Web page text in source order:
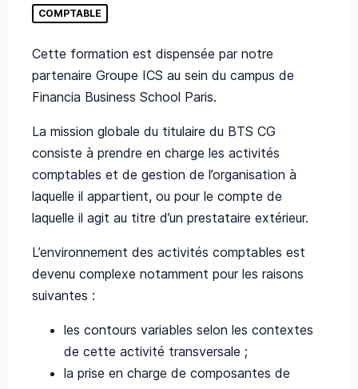
COMPTABLE
Cette formation est dispensée par notre
partenaire Groupe ICS au sein du campus de
Financia Business School Paris.
La mission globale du titulaire du BTS CG
consiste à prendre en charge les activités
comptables et de gestion de l’organisation à
laquelle il appartient, ou pour le compte de
laquelle il agit au titre d’un prestataire extérieur.
L’environnement des activités comptables est
devenu complexe notamment pour les raisons
suivantes :
les contours variables selon les contextes
de cette activité transversale ;
la prise en charge de composantes de